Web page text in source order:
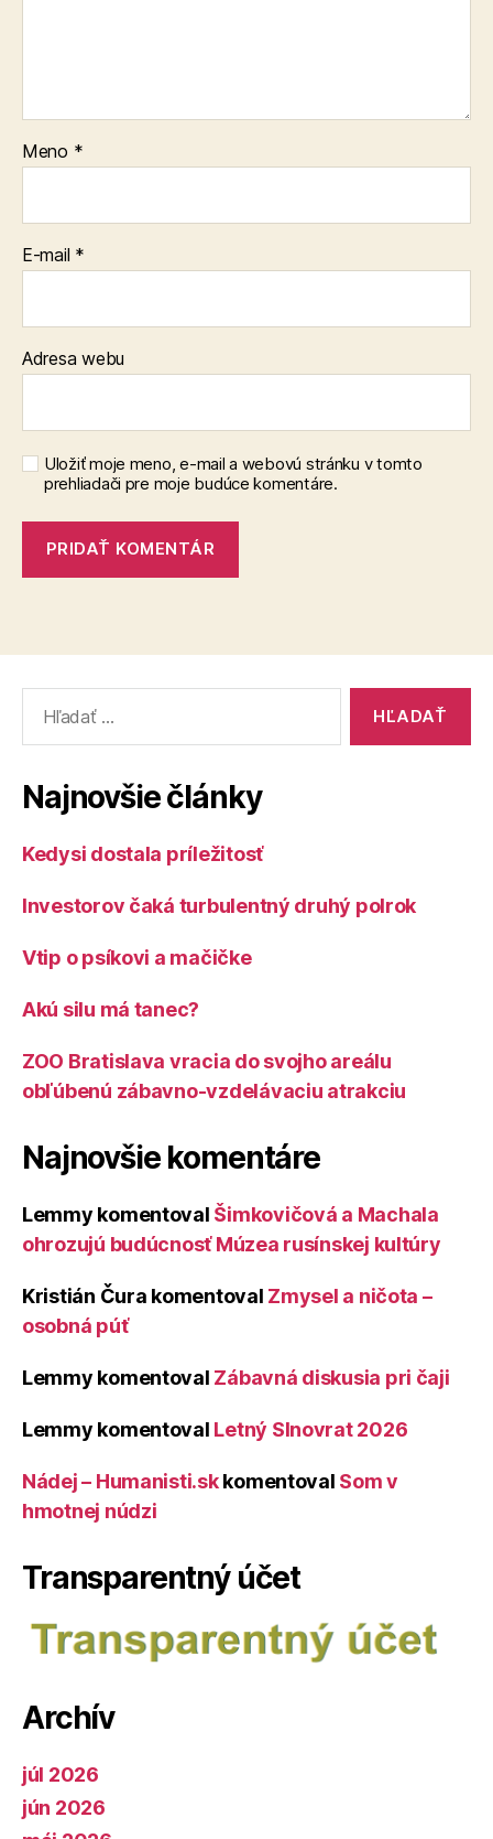
Meno *
E-mail *
Adresa webu
Uložiť moje meno, e-mail a webovú stránku v tomto
prehliadači pre moje budúce komentáre.
Najnovšie články
Kedysi dostala príležitosť
Investorov čaká turbulentný druhý polrok
Vtip o psíkovi a mačičke
Akú silu má tanec?
ZOO Bratislava vracia do svojho areálu
obľúbenú zábavno-vzdelávaciu atrakciu
Najnovšie komentáre
Lemmy komentoval Šimkovičová a Machala
ohrozujú budúcnosť Múzea rusínskej kultúry
Kristián Čura komentoval Zmysel a ničota –
osobná púť
Lemmy komentoval Zábavná diskusia pri čaji
Lemmy komentoval Letný Slnovrat 2026
Nádej – Humanisti.skkomentoval Som v
hmotnej núdzi
Transparentný účet
Archív
júl 2026
jún 2026